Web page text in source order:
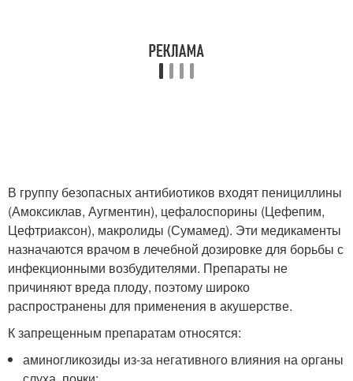
В группу безопасных антибиотиков входят пенициллины
(Амоксиклав, Аугментин), цефалоспорины (Цефепим,
Цефтриаксон), макролиды (Сумамед). Эти медикаменты
назначаются врачом в лечебной дозировке для борьбы с
инфекционными возбудителями. Препараты не
причиняют вреда плоду, поэтому широко
распространены для применения в акушерстве.
К запрещенным препаратам относятся:
аминогликозиды из-за негативного влияния на органы